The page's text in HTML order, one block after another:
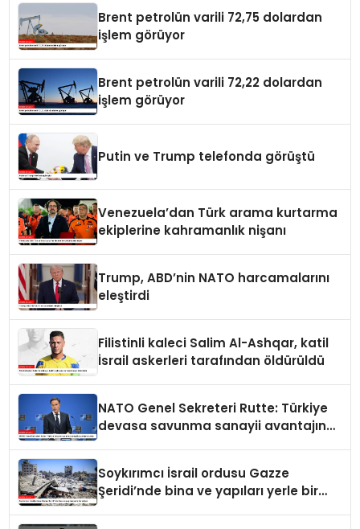
Brent petrolün varili 72,75 dolardan
işlem görüyor
Brent petrolün varili 72,22 dolardan
işlem görüyor
Putin ve Trump telefonda görüştü
Venezuela’dan Türk arama kurtarma
ekiplerine kahramanlık nişanı
Trump, ABD’nin NATO harcamalarını
eleştirdi
Filistinli kaleci Salim Al-Ashqar, katil
İsrail askerleri tarafından öldürüldü
NATO Genel Sekreteri Rutte: Türkiye
devasa savunma sanayii avantajına
Soykırımcı İsrail ordusu Gazze
Şeridi’nde bina ve yapıları yerle bir